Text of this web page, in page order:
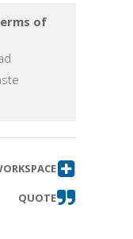
of
QUOTE